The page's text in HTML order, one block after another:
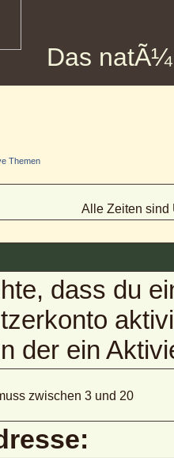
Das
Themen
Alle Zeiten sind
dass du
der ein
zwischen 3 und 20